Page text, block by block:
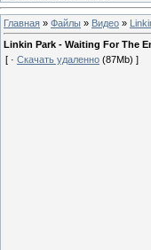
Главная » Файлы » Видео »
Linkin Park - Waiting For The
[ · Скачать удаленно (87Mb) ]